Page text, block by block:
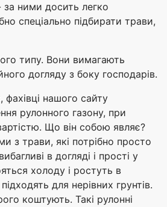
ними досить легко
спеціально підбирати трави,
типу. Вони вимагають
догляду з боку господарів.
фахівці нашого сайту
рулонного газону, при
Що він собою являє?
з трави, які потрібно просто
в догляді і прості у
холоду і ростуть в
для нерівних грунтів.
коштують. Такі рулонні